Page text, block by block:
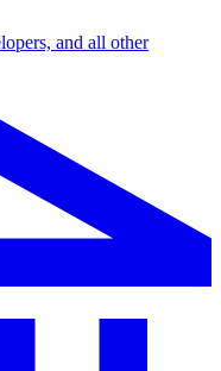
and all other